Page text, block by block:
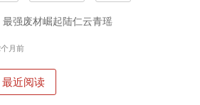
最强废材崛起陆仁云青瑶
月前
最近阅读